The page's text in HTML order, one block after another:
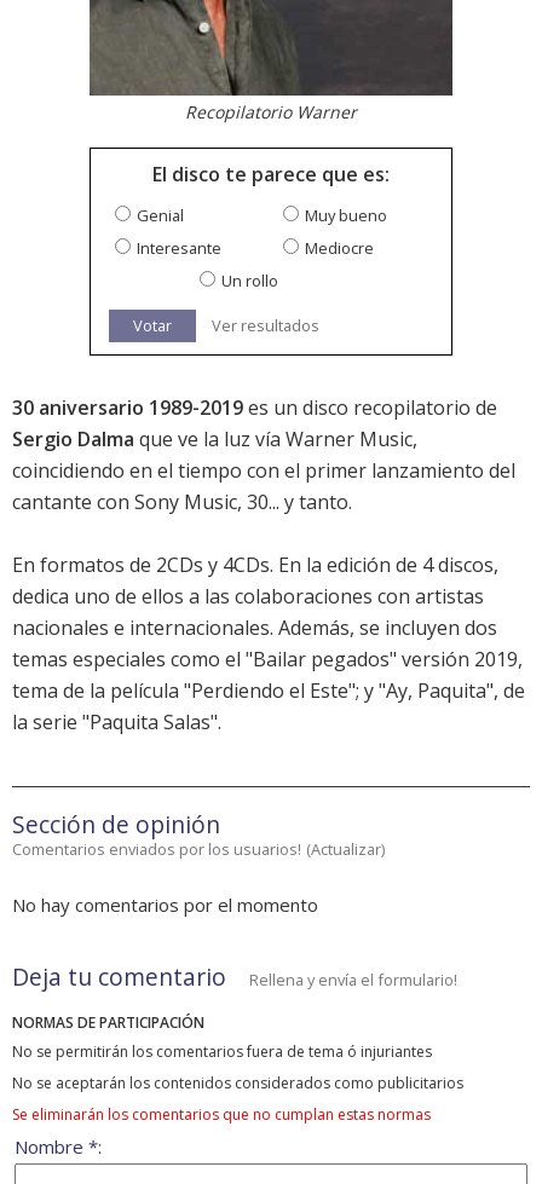
Recopilatorio Warner
El disco te parece que es:
Genial
Muy bueno
Interesante
Mediocre
Un rollo
Votar Ver resultados
30 aniversario 1989-2019es un disco recopilatorio de
Sergio Dalma que ve la luz vía Warner Music,
coincidiendo en el tiempo con el primer lanzamiento del
cantante con Sony Music, 30... y tanto.
En formatos de 2CDs y 4CDs. En la edición de 4 discos,
dedica uno de ellos a las colaboraciones con artistas
nacionales e internacionales. Además, se incluyen dos
temas especiales como el "Bailar pegados" versión 2019,
tema de la película "Perdiendo el Este"; y "Ay, Paquita", de
la serie "Paquita Salas".
Sección de opinión
Comentarios enviados por los usuarios! (Actualizar)
No hay comentarios por el momento
Deja tu comentario Rellena y envía el formulario!
NORMAS DE PARTICIPACIÓN
No se permitirán los comentarios fuera de tema ó injuriantes
No se aceptarán los contenidos considerados como publicitarios
Se eliminarán los comentarios que no cumplan estas normas
Nombre *: